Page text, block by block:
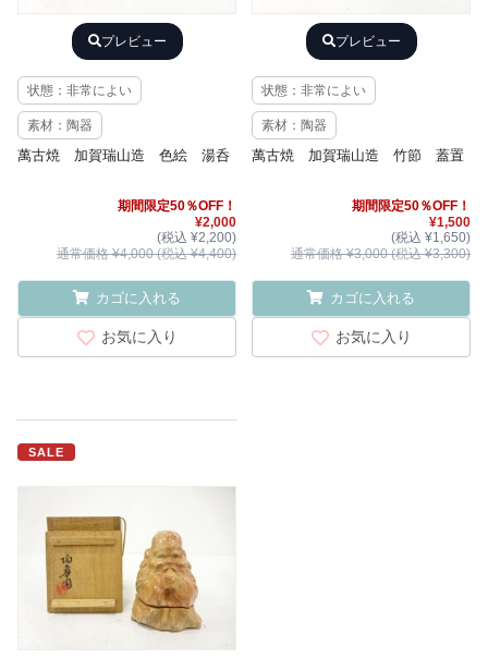
プレビュー
状態：非常によい
素材：陶器
萬古焼 加賀瑞山造 色絵 湯呑
期間限定50％OFF！
¥2,000
(税込 ¥2,200)
通常価格 ¥4,000 (税込 ¥4,400)
カゴに入れる
お気に入り
プレビュー
状態：非常によい
素材：陶器
萬古焼 加賀瑞山造 竹節 蓋置
期間限定50％OFF！
¥1,500
(税込 ¥1,650)
通常価格 ¥3,000 (税込 ¥3,300)
カゴに入れる
お気に入り
SALE